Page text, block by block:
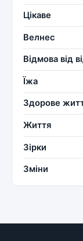
Цікаве
Велнес
Відмова від
Їжа
Здорове
Життя
Зірки
Зміни